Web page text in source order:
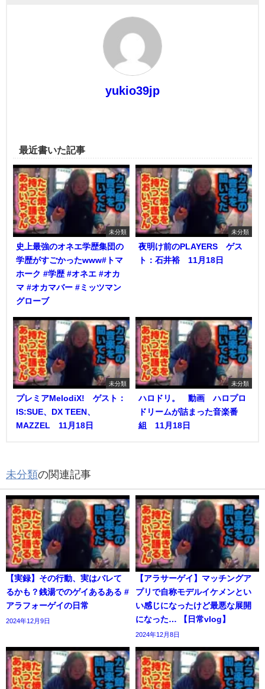
yukio39jp
最近書いた記事
未分類
史上最強のオネエ学歴集団の
学歴がすごかったwww#トマ
ホーク #学歴 #オネエ #オカ
マ #オカマバー #ミッツマン
グローブ
未分類
夜明け前のPLAYERS ゲス
ト：石井裕 11月18日
未分類
プレミアMelodiX! ゲスト：
IS:SUE、DX TEEN、
MAZZEL 11月18日
未分類
ハロドリ。 動画 ハロプロ
ドリームが詰まった音楽番
組 11月18日
未分類の関連記事
【実録】その行動、実はバレて
るかも？銭湯でのゲイあるある #
アラフォーゲイの日常
2024年12月9日
【アラサーゲイ】マッチングア
プリで自称モデルイケメンとい
い感じになったけど最悪な展開
になった… 【日常vlog】
2024年12月8日